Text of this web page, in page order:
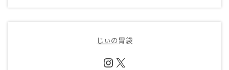
じぃの胃袋
Instagram
X